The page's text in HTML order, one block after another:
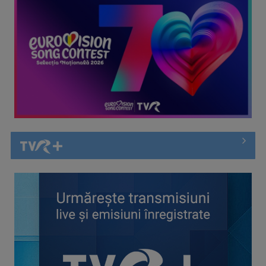
TELEȘCOALA: Limba semnelor române, lecția 3 / VIDEO
TELEȘCOALA: Limba japoneză, lecția 5 / VIDEO